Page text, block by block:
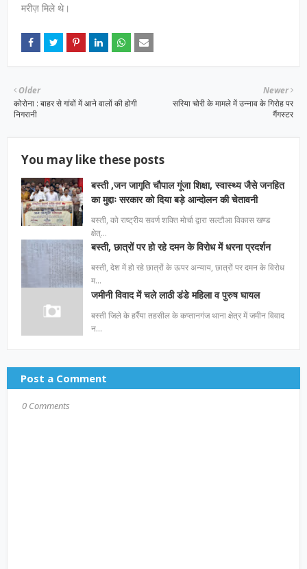
मरीज़ मिले थे।
Newer
सरिया चोरी के मामले में उन्नाव के गिरोह पर
गैंगस्टर
Older
कोरोना : बाहर से गांवों में आने वालों की होगी
निगरानी
You may like these posts
बस्ती ,जन जागृति चौपाल गूंजा शिक्षा, स्वास्थ्य जैसे जनहित
का मुद्दाः सरकार को दिया बड़े आन्दोलन की चेतावनी
बस्ती, को राष्ट्रीय सवर्ण शक्ति मोर्चा द्वारा सल्टौआ विकास खण्ड
क्षेत्…
बस्ती, छात्रों पर हो रहे दमन के विरोध में धरना प्रदर्शन
बस्ती, देश में हो रहे छात्रों के ऊपर अन्याय, छात्रों पर दमन के विरोध
म…
जमीनी विवाद में चले लाठी डंडे महिला व पुरुष घायल
बस्ती जिले के हर्रैया तहसील के कप्तानगंज थाना क्षेत्र में जमीन विवाद
न…
Post a Comment
0 Comments